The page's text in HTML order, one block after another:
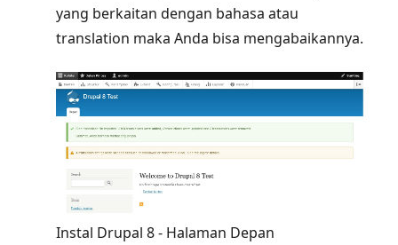
yang berkaitan dengan bahasa atau
translation maka Anda bisa mengabaikannya.
Instal Drupal 8 - Halaman Depan